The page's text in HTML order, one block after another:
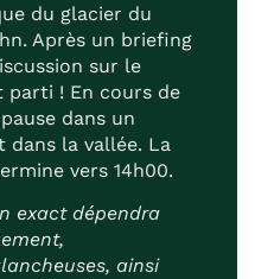
du glacier du
Après un briefing
sur le
parti ! En cours de
dans un
dans la vallée. La
vers 14h00.
exact dépendra
ainsi